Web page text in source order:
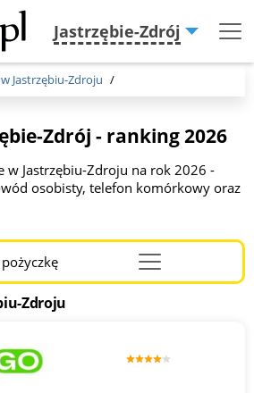
Jastrzębie-Zdrój
Jastrzębiu-Zdroju
Zdrój - ranking 2026
w Jastrzębiu-Zdroju na rok 2026 -
osobisty, telefon komórkowy oraz
Firmy pożyczkowe, w
akceptują wnioski Klientów o
z nich pieniądze otrzymają także
negatywną historię kredytową.
Zdrój to w pełni kredyt
także w stacjonarnych
Menu
Burger
Zdroju